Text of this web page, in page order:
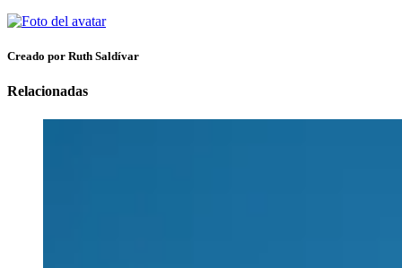
Creado por Ruth Saldívar
Relacionadas